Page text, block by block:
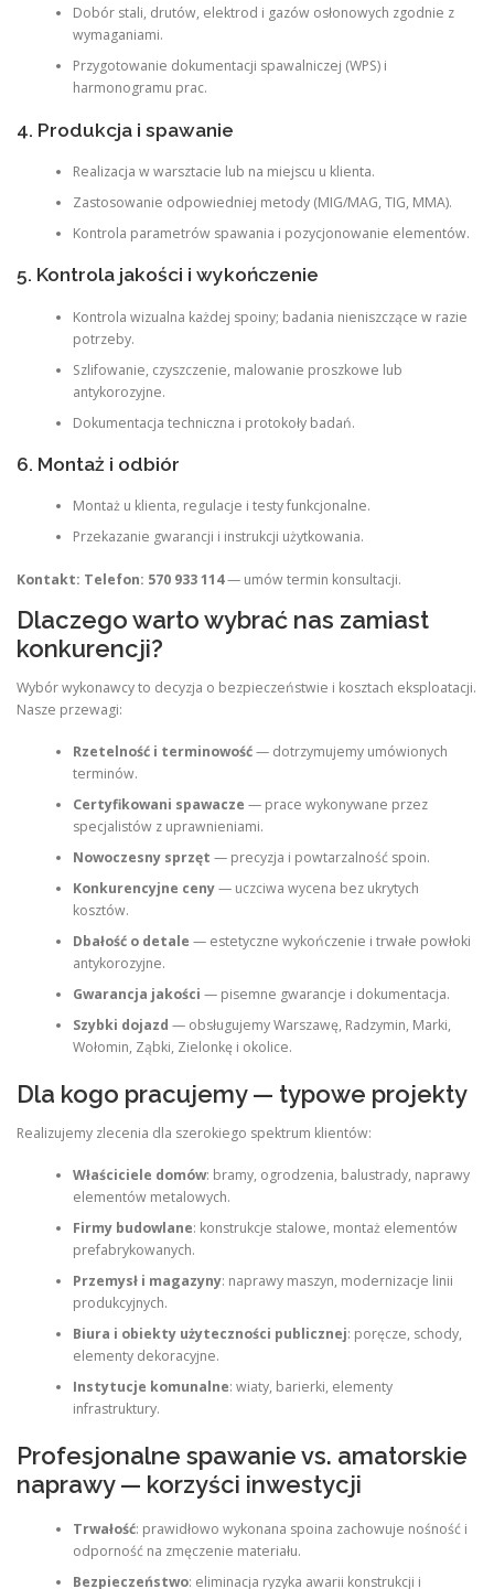
Dobór stali, drutów, elektrod i gazów osłonowych zgodnie z
wymaganiami.
Przygotowanie dokumentacji spawalniczej (WPS) i
harmonogramu prac.
4. Produkcja i spawanie
Realizacja w warsztacie lub na miejscu u klienta.
Zastosowanie odpowiedniej metody (MIG/MAG, TIG, MMA).
Kontrola parametrów spawania i pozycjonowanie elementów.
5. Kontrola jakości i wykończenie
Kontrola wizualna każdej spoiny; badania nieniszczące w razie
potrzeby.
Szlifowanie, czyszczenie, malowanie proszkowe lub
antykorozyjne.
Dokumentacja techniczna i protokoły badań.
6. Montaż i odbiór
Montaż u klienta, regulacje i testy funkcjonalne.
Przekazanie gwarancji i instrukcji użytkowania.
Kontakt: Telefon: 570 933 114— umów termin konsultacji.
Dlaczego warto wybrać nas zamiast
konkurencji?
Wybór wykonawcy to decyzja o bezpieczeństwie i kosztach eksploatacji.
Nasze przewagi:
Rzetelność i terminowość— dotrzymujemy umówionych
terminów.
Certyfikowani spawacze — prace wykonywane przez
specjalistów z uprawnieniami.
Nowoczesny sprzęt — precyzja i powtarzalność spoin.
Konkurencyjne ceny— uczciwa wycena bez ukrytych
kosztów.
Dbałość o detale — estetyczne wykończenie i trwałe powłoki
antykorozyjne.
Gwarancja jakości — pisemne gwarancje i dokumentacja.
Szybki dojazd — obsługujemy Warszawę, Radzymin, Marki,
Wołomin, Ząbki, Zielonkę i okolice.
Dla kogo pracujemy — typowe projekty
Realizujemy zlecenia dla szerokiego spektrum klientów:
Właściciele domów: bramy, ogrodzenia, balustrady, naprawy
elementów metalowych.
Firmy budowlane: konstrukcje stalowe, montaż elementów
prefabrykowanych.
Przemysł i magazyny: naprawy maszyn, modernizacje linii
produkcyjnych.
Biura i obiekty użyteczności publicznej: poręcze, schody,
elementy dekoracyjne.
Instytucje komunalne: wiaty, barierki, elementy
infrastruktury.
Profesjonalne spawanie vs. amatorskie
naprawy — korzyści inwestycji
Trwałość: prawidłowo wykonana spoina zachowuje nośność i
odporność na zmęczenie materiału.
Bezpieczeństwo: eliminacja ryzyka awarii konstrukcji i